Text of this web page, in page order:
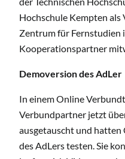
Hochschule Kempten
Zentrum für Fernstudien
Kooperationspartner
Demoversion des AdLer
In einem Online
Verbundpartner jetzt
ausgetauscht und hatten
des AdLers testen. Sie